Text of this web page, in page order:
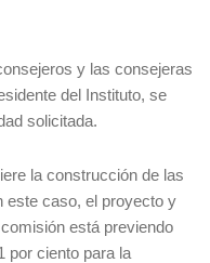
y las consejeras
del Instituto, se
solicitada.
la construcción de las
este caso, el proyecto y
está previendo
por ciento para la